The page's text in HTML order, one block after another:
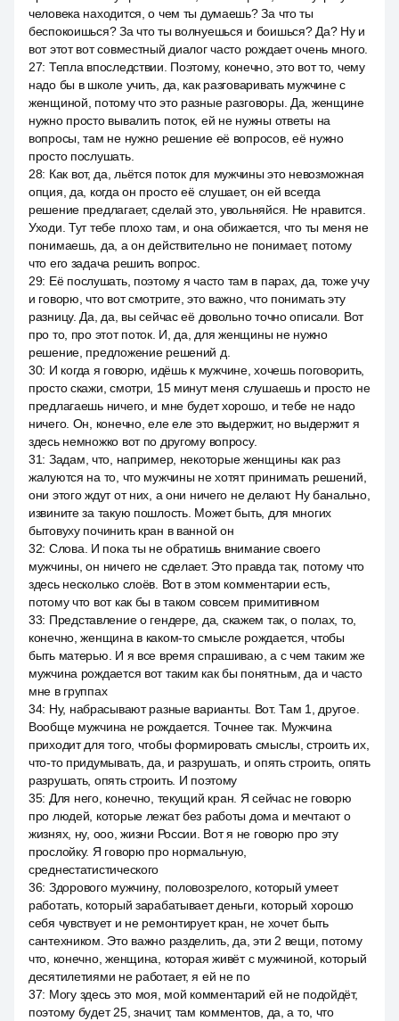
человека находится, о чем ты думаешь? За что ты
беспокоишься? За что ты волнуешься и боишься? Да? Ну и
вот этот вот совместный диалог часто рождает очень много.
27: Тепла впоследствии. Поэтому, конечно, это вот то, чему
надо бы в школе учить, да, как разговаривать мужчине с
женщиной, потому что это разные разговоры. Да, женщине
нужно просто вывалить поток, ей не нужны ответы на
вопросы, там не нужно решение её вопросов, её нужно
просто послушать.
28: Как вот, да, льётся поток для мужчины это невозможная
опция, да, когда он просто её слушает, он ей всегда
решение предлагает, сделай это, увольняйся. Не нравится.
Уходи. Тут тебе плохо там, и она обижается, что ты меня не
понимаешь, да, а он действительно не понимает, потому
что его задача решить вопрос.
29: Её послушать, поэтому я часто там в парах, да, тоже учу
и говорю, что вот смотрите, это важно, что понимать эту
разницу. Да, да, вы сейчас её довольно точно описали. Вот
про то, про этот поток. И, да, для женщины не нужно
решение, предложение решений д.
30: И когда я говорю, идёшь к мужчине, хочешь поговорить,
просто скажи, смотри, 15 минут меня слушаешь и просто не
предлагаешь ничего, и мне будет хорошо, и тебе не надо
ничего. Он, конечно, еле еле это выдержит, но выдержит я
здесь немножко вот по другому вопросу.
31: Задам, что, например, некоторые женщины как раз
жалуются на то, что мужчины не хотят принимать решений,
они этого ждут от них, а они ничего не делают. Ну банально,
извините за такую пошлость. Может быть, для многих
бытовуху починить кран в ванной он
32: Слова. И пока ты не обратишь внимание своего
мужчины, он ничего не сделает. Это правда так, потому что
здесь несколько слоёв. Вот в этом комментарии есть,
потому что вот как бы в таком совсем примитивном
33: Представление о гендере, да, скажем так, о полах, то,
конечно, женщина в каком-то смысле рождается, чтобы
быть матерью. И я все время спрашиваю, а с чем таким же
мужчина рождается вот таким как бы понятным, да и часто
мне в группах
34: Ну, набрасывают разные варианты. Вот. Там 1, другое.
Вообще мужчина не рождается. Точнее так. Мужчина
приходит для того, чтобы формировать смыслы, строить их,
что-то придумывать, да, и разрушать, и опять строить, опять
разрушать, опять строить. И поэтому
35: Для него, конечно, текущий кран. Я сейчас не говорю
про людей, которые лежат без работы дома и мечтают о
жизнях, ну, ооо, жизни России. Вот я не говорю про эту
прослойку. Я говорю про нормальную,
среднестатистического
36: Здорового мужчину, половозрелого, который умеет
работать, который зарабатывает деньги, который хорошо
себя чувствует и не ремонтирует кран, не хочет быть
сантехником. Это важно разделить, да, эти 2 вещи, потому
что, конечно, женщина, которая живёт с мужчиной, который
десятилетиями не работает, я ей не по
37: Могу здесь это моя, мой комментарий ей не подойдёт,
поэтому будет 25, значит, там комментов, да, а то, что